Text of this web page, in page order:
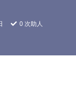
0 次助人